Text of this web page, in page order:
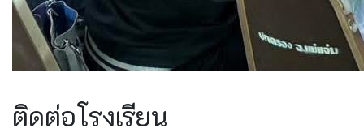
ติดต่อโรงเรียน